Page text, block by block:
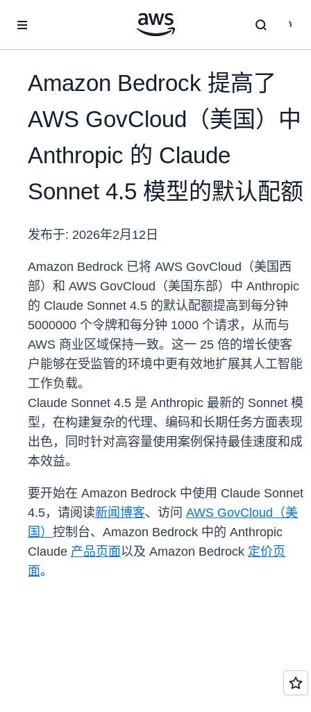
Amazon Bedrock 提高了
AWS GovCloud（美国）中
Anthropic 的 Claude
Sonnet 4.5 模型的默认配额
发布于: 2026年2月12日
Amazon Bedrock 已将 AWS GovCloud（美国西
部）和 AWS GovCloud（美国东部）中 Anthropic
的 Claude Sonnet 4.5 的默认配额提高到每分钟
5000000 个令牌和每分钟 1000 个请求，从而与
AWS 商业区域保持一致。这一 25 倍的增长使客
户能够在受监管的环境中更有效地扩展其人工智能
工作负载。
Claude Sonnet 4.5 是 Anthropic 最新的 Sonnet 模
型，在构建复杂的代理、编码和长期任务方面表现
出色，同时针对高容量使用案例保持最佳速度和成
本效益。
要开始在 Amazon Bedrock 中使用 Claude Sonnet
4.5，请阅读新闻博客、访问 AWS GovCloud（美
国） 控制台、Amazon Bedrock 中的 Anthropic
Claude 产品页面以及 Amazon Bedrock 定价页
面。